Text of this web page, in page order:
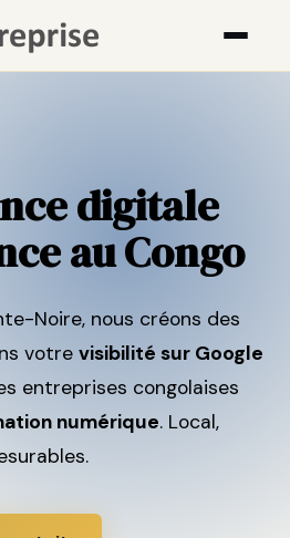
digitale
au Congo
Noire, nous créons des
votre visibilité sur Google
entreprises congolaises
numérique. Local,